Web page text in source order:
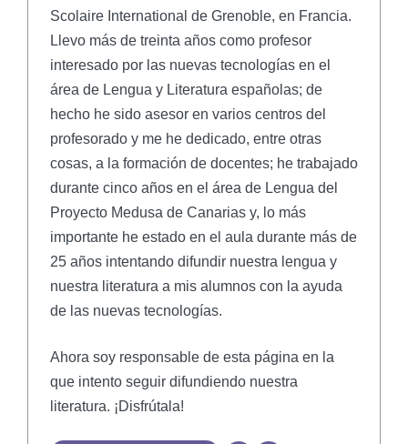
Scolaire International de Grenoble, en Francia.
Llevo más de treinta años como profesor
interesado por las nuevas tecnologías en el
área de Lengua y Literatura españolas; de
hecho he sido asesor en varios centros del
profesorado y me he dedicado, entre otras
cosas, a la formación de docentes; he trabajado
durante cinco años en el área de Lengua del
Proyecto Medusa de Canarias y, lo más
importante he estado en el aula durante más de
25 años intentando difundir nuestra lengua y
nuestra literatura a mis alumnos con la ayuda
de las nuevas tecnologías.
Ahora soy responsable de esta página en la
que intento seguir difundiendo nuestra
literatura. ¡Disfrútala!